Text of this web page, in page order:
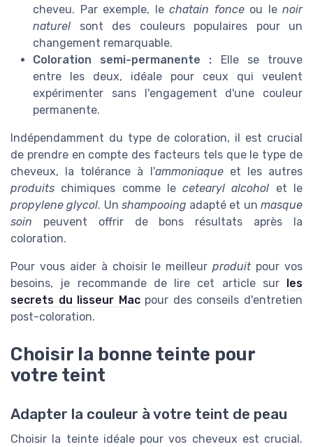
cheveu. Par exemple, le chatain fonceou le noir
naturel sont des couleurs populaires pour un
changement remarquable.
Coloration semi-permanente : Elle se trouve
entre les deux, idéale pour ceux qui veulent
expérimenter sans l'engagement d'une couleur
permanente.
Indépendamment du type de coloration, il est crucial
de prendre en compte des facteurs tels que le type de
cheveux, la tolérance à l'ammoniaqueet les autres
produits chimiques comme lecetearyl alcohol et le
propylene glycol. Un shampooing adapté et unmasque
soin peuvent offrir de bons résultats après la
coloration.
Pour vous aider à choisir le meilleurproduitpour vos
besoins, je recommande de lire cet article sur les
secrets du lisseur Macpour des conseils d'entretien
post-coloration.
Choisir la bonne teinte pour
votre teint
Adapter la couleur à votre teint de peau
Choisir la teinte idéale pour vos cheveux est crucial.